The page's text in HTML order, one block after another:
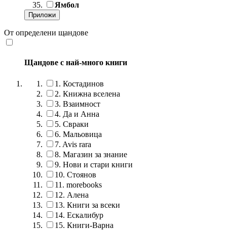
Ямбол
От определени щандове
Щандове с най-много книги
1. Костадинов
2. Книжна вселена
3. Взаимност
4. Да и Анна
5. Свраки
6. Мальовица
7. Avis rara
8. Магазин за знание
9. Нови и стари книги
10. Стоянов
11. morebooks
12. Алена
13. Книги за всеки
14. Ескалибур
15. Книги-Варна